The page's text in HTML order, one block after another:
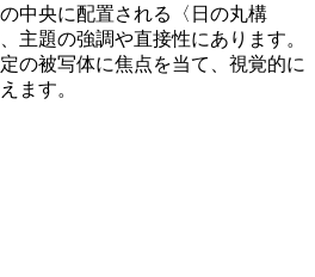
中央に配置される〈日の丸構
主題の強調や直接性にあります。
の被写体に焦点を当て、視覚的に
ます。